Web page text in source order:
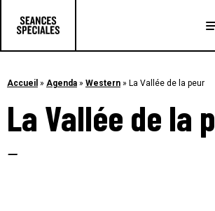
Les articles
Accueil » Agenda » Western » La Vallée de la peur
La Vallée de la
–